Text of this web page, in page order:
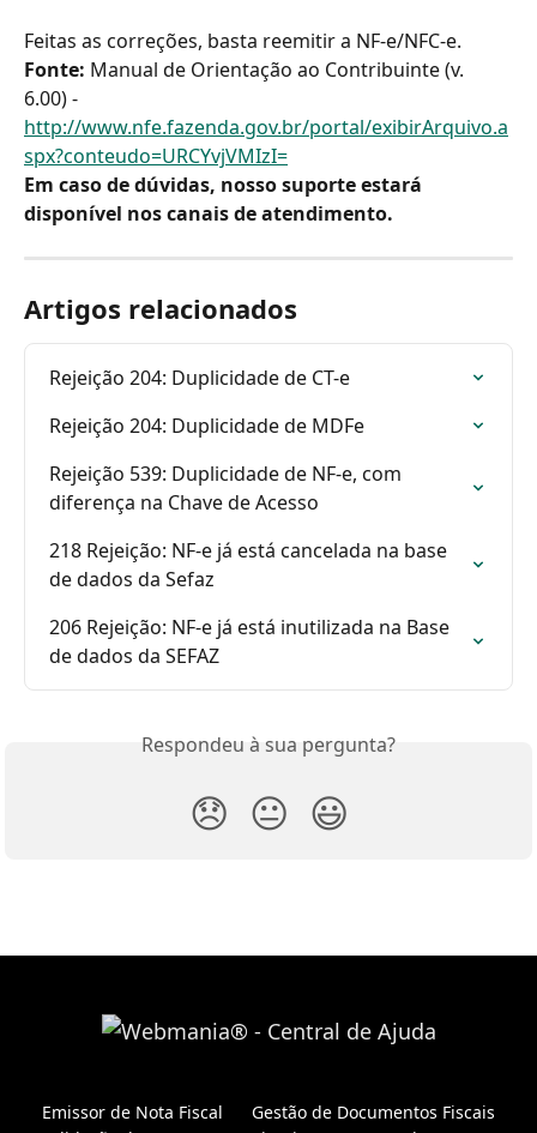
Feitas as correções, basta reemitir a NF-e/NFC-e.
Fonte: Manual de Orientação ao Contribuinte (v.
6.00) -
http://www.nfe.fazenda.gov.br/portal/exibirArquivo.a
spx?conteudo=URCYvjVMIzI=
Em caso de dúvidas, nosso suporte estará
disponível nos canais de atendimento.
Artigos relacionados
Rejeição 204: Duplicidade de CT-e
Rejeição 204: Duplicidade de MDFe
Rejeição 539: Duplicidade de NF-e, com
diferença na Chave de Acesso
218 Rejeição: NF-e já está cancelada na base
de dados da Sefaz
206 Rejeição: NF-e já está inutilizada na Base
de dados da SEFAZ
Respondeu à sua pergunta?
😞 😐 😃
Emissor de Nota Fiscal
Gestão de Documentos Fiscais